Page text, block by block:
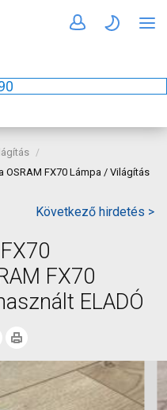
OSRAM FX70 Lámpa / Világítás
Következő hirdetés >
FX70
ELADÓ